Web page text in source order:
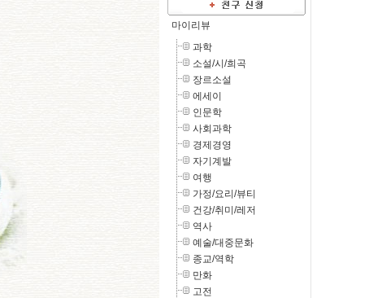
마이리뷰
과학
소설/시/희곡
장르소설
에세이
인문학
사회과학
경제경영
자기계발
여행
가정/요리/뷰티
건강/취미/레저
역사
예술/대중문화
종교/역학
만화
고전